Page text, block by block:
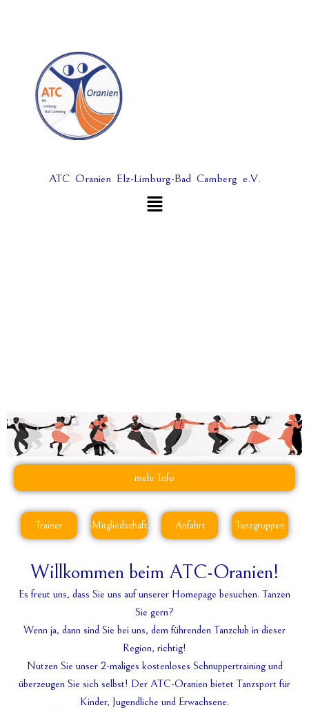
ATC Oranien Elz-Limburg-Bad Camberg e.V.
Menü
mehr Info
Trainer Mitgliedschaft Anfahrt Tanzgruppen
Willkommen beim ATC-Oranien!
Es freut uns, dass Sie uns auf unserer Homepage besuchen. Tanzen
Sie gern?
Wenn ja, dann sind Sie bei uns, dem führenden Tanzclub in dieser
Region, richtig!
Nutzen Sie unser 2-maliges kostenloses Schnuppertraining und
überzeugen Sie sich selbst! Der ATC-Oranien bietet Tanzsport für
Kinder, Jugendliche und Erwachsene.